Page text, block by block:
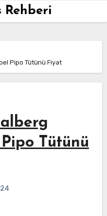
Rehberi
Pipo Tütünü Fiyat
Tütünü